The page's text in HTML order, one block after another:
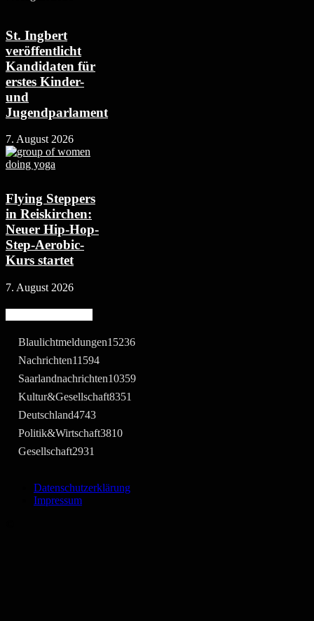
St. Ingbert
veröffentlicht
Kandidaten für
erstes Kinder-
und
Jugendparlament
7. August 2026
Flying Steppers
in Reiskirchen:
Neuer Hip-Hop-
Step-Aerobic-
Kurs startet
7. August 2026
Blaulichtmeldungen15236
Nachrichten11594
Saarlandnachrichten10359
Kultur&Gesellschaft8351
Deutschland4743
Politik&Wirtschaft3810
Gesellschaft2931
Datenschutzerklärung
Impressum